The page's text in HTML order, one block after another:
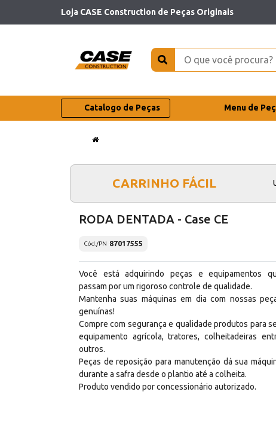
Loja CASE Construction de Peças Originais
Catalogo de Peças Menu de
CARRINHO FÁCIL
RODA DENTADA - Case CE
Cód./PN 87017555
Você está adquirindo peças e equipamentos
passam por um rigoroso controle de qualidade.
Mantenha suas máquinas em dia com nossas
genuínas!
Compre com segurança e qualidade produtos para
equipamento agrícola, tratores, colheitadeiras
outros.
Peças de reposição para manutenção dá sua
durante a safra desde o plantio até a colheita.
Produto vendido por concessionário autorizado.